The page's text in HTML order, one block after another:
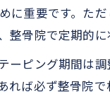
重要です。た
骨院で定期的
ピング期間は
ば必ず整骨院